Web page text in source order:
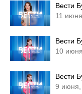
Вести
11
Вести
10
Вести
9 июня,